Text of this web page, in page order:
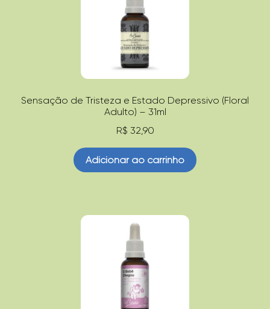
Sensação de Tristeza e Estado Depressivo (Floral
Adulto) – 31ml
R$ 32,90
Adicionar ao carrinho